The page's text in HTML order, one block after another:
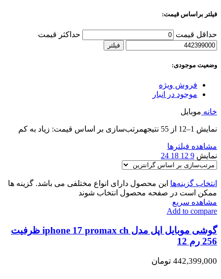
فیلتر براساس قیمت:
حداقل قیمت حداکثر قیمت
فیلتر
وضعیت موجودی:
فروش ویژه
موجود در انبار
خانه موبایل
نمایش 1–12 از 55 نتیجه مرتب‌سازی بر اساس قیمت: زیاد به کم
مشاهده فیلترها
نمایش 9
12
18
24
انتخاب گزینه‌ها این محصول دارای انواع مختلفی می باشد. گزینه ها
ممکن است در صفحه محصول انتخاب شوند
مشاهده سریع
Add to compare
گوشی موبایل اپل مدل iphone 17 promax ch ظرفیت
256 رم 12
442,399,000 تومان